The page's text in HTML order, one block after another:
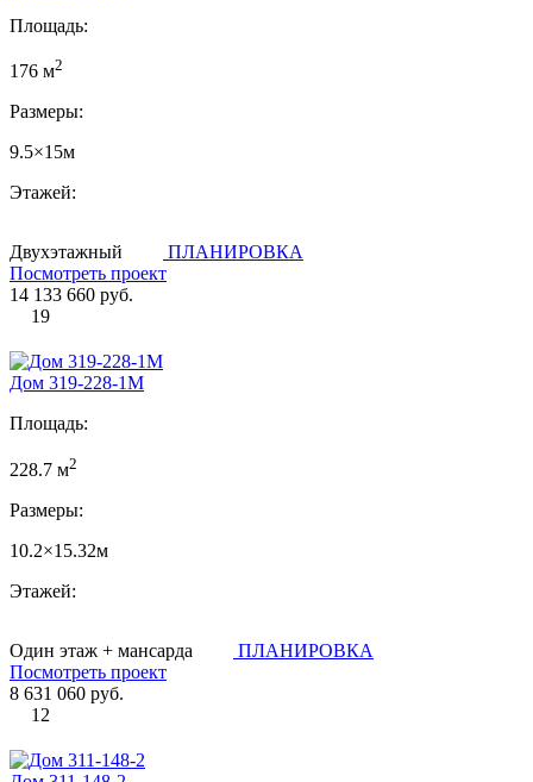
Площадь:
176 м2
Размеры:
9.5×15м
Этажей:
Двухэтажный
ПЛАНИРОВКА
Посмотреть проект
14 133 660 руб.
19
Дом 319-228-1М
Площадь:
228.7 м2
Размеры:
10.2×15.32м
Этажей:
Один этаж + мансарда
ПЛАНИРОВКА
Посмотреть проект
8 631 060 руб.
12